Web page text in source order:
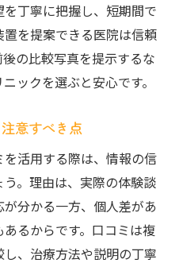
丁寧に把握し、短期間で
を提案できる医院は信頼
の比較写真を提示するな
ックを選ぶと安心です。
意すべき点
活用する際は、情報の信
。理由は、実際の体験談
分かる一方、個人差があ
るからです。口コミは複
、治療方法や説明の丁寧